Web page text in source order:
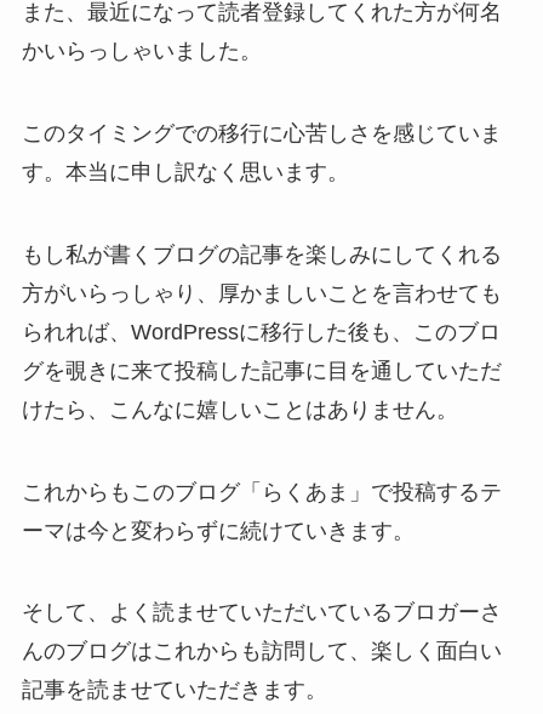
また、最近になって読者登録してくれた方が何名
かいらっしゃいました。
このタイミングでの移行に心苦しさを感じていま
す。本当に申し訳なく思います。
もし私が書くブログの記事を楽しみにしてくれる
方がいらっしゃり、厚かましいことを言わせても
られれば、WordPressに移行した後も、このブロ
グを覗きに来て投稿した記事に目を通していただ
けたら、こんなに嬉しいことはありません。
これからもこのブログ「らくあま」で投稿するテ
ーマは今と変わらずに続けていきます。
そして、よく読ませていただいているブロガーさ
んのブログはこれからも訪問して、楽しく面白い
記事を読ませていただきます。